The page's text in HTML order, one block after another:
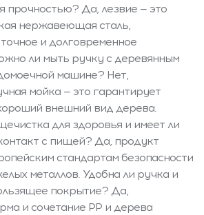
прочностью? Да, лезвие — это
нержавеющая сталь,
и долговременное
ли мыть ручку с деревянным
машине? Нет,
мойка — это гарантирует
внешний вид дерева.
для здоровья и имеет ли
с пищей? Да, продукт
стандартам безопасности
металлов. Удобна ли ручка и
покрытие? Да,
и сочетание PP и дерева